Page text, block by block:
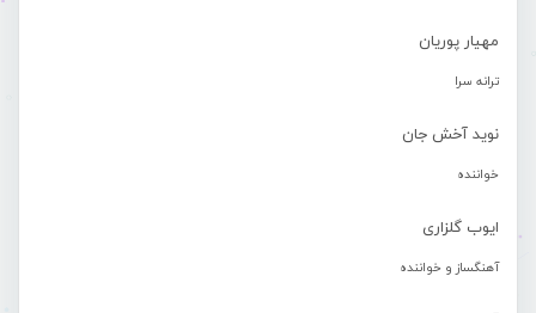
مهیار پوریان
ترانه سرا
نوید آخش جان
خواننده
ایوب گلزاری
آهنگساز و خواننده